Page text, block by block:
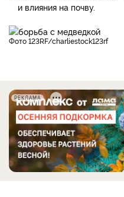
и влияния на почву.
фото 123RF/charliestock123rf
РЕКЛАМА